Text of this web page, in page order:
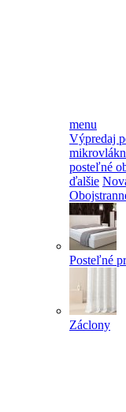
menu
Výpredaj
posteľné
ďalšie
Posteľné
Záclony